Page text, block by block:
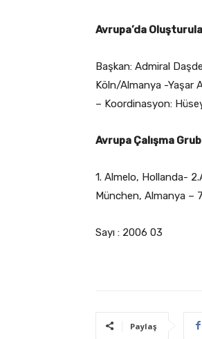
Avrupa’da
Başkan: Admiral
Köln/Almanya -Yaşar
– Koordinasyon:
Avrupa Çalışma
1. Almelo, Hollanda-
München, Almanya –
Sayı : 2006 03
Paylaş